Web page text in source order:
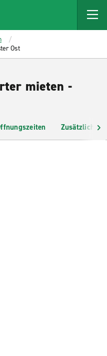
Ost
mieten -
Zusätzliche